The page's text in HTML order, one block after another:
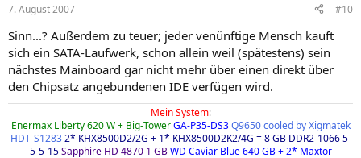
7. August 2007 #10
Sinn...? Außerdem zu teuer; jeder venünftige Mensch kauft
sich ein SATA-Laufwerk, schon allein weil (spätestens) sein
nächstes Mainboard gar nicht mehr über einen direkt über
den Chipsatz angebundenen IDE verfügen wird.
Mein System:
Enermax Liberty 620 W + Big-Tower GA-P35-DS3 Q9650 cooled by Xigmatek
HDT-S1283 2* KHX8500D2/2G + 1* KHX8500D2K2/4G = 8 GB DDR2-1066 5-
5-5-15 Sapphire HD 4870 1 GB WD Caviar Blue 640 GB + 2* Maxtor